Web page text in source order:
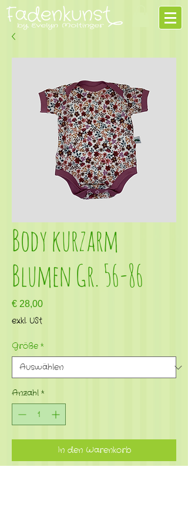
Body kurzarm
Blumen Gr. 56-86
€ 28,00Preis
exkl. USt
Größe *
Anzahl *
In den Warenkorb